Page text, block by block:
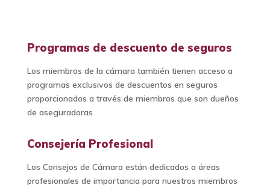
Programas de descuento de seguros
Los miembros de la cámara también tienen acceso a
programas exclusivos de descuentos en seguros
proporcionados a través de miembros que son dueños
de aseguradoras.
Consejería Profesional
Los Consejos de Cámara están dedicados a áreas
profesionales de importancia para nuestros miembros